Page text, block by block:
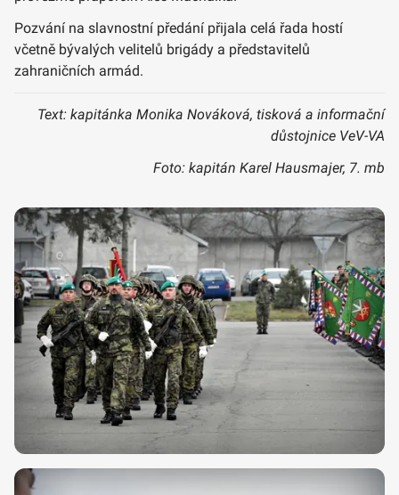
Pozvání na slavnostní předání přijala celá řada hostí
včetně bývalých velitelů brigády a představitelů
zahraničních armád.
Text: kapitánka Monika Nováková, tisková a informační
důstojnice VeV-VA
Foto: kapitán Karel Hausmajer, 7. mb